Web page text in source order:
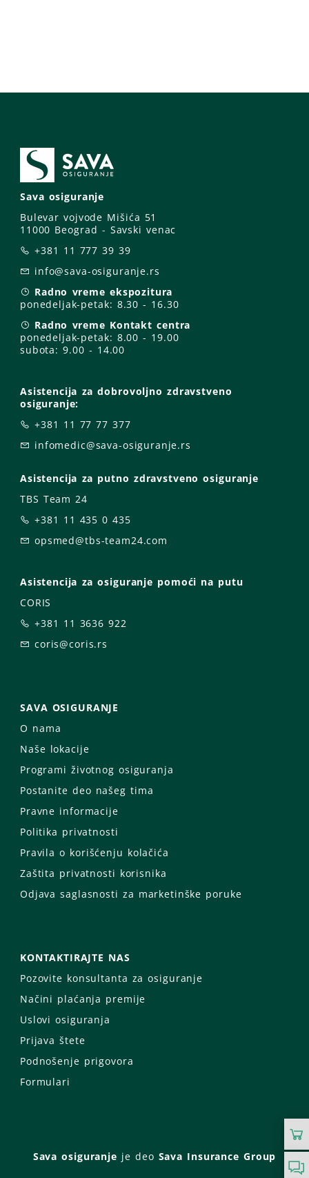
Sava osiguranje
Bulevar vojvode Mišića 51
11000 Beograd - Savski venac
+381 11 777 39 39
info@sava-osiguranje.rs
Radno vreme ekspozitura
ponedeljak-petak: 8.30 - 16.30
Radno vreme Kontakt centra
ponedeljak-petak: 8.00 - 19.00
subota: 9.00 - 14.00
Asistencija za dobrovoljno zdravstveno
osiguranje:
+381 11 77 77 377
infomedic@sava-osiguranje.rs
Asistencija za putno zdravstveno osiguranje
TBS Team 24
+381 11 435 0 435
opsmed@tbs-team24.com
Asistencija za osiguranje pomoći na putu
CORIS
+381 11 3636 922
coris@coris.rs
SAVA OSIGURANJE
O nama
Naše lokacije
Programi životnog osiguranja
Postanite deo našeg tima
Pravne informacije
Politika privatnosti
Pravila o korišćenju kolačića
Zaštita privatnosti korisnika
Odjava saglasnosti za marketinške poruke
KONTAKTIRAJTE NAS
Pozovite konsultanta za osiguranje
Načini plaćanja premije
Uslovi osiguranja
Prijava štete
Podnošenje prigovora
Formulari
Sava osiguranje je deo Sava Insurance Group